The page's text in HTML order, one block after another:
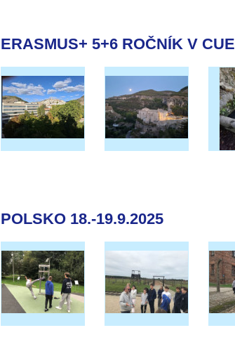
ERASMUS+ 5+6 ROČNÍK V
POLSKO 18.-19.9.2025